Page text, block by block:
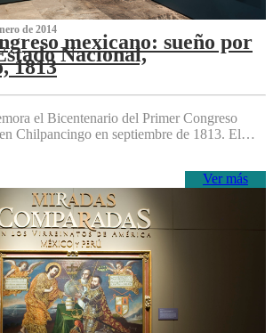
de 2014
mexicano: sueño por
Nacional,
1813
el Bicentenario del Primer Congreso
Chilpancingo en septiembre de 1813. El…
Ver más